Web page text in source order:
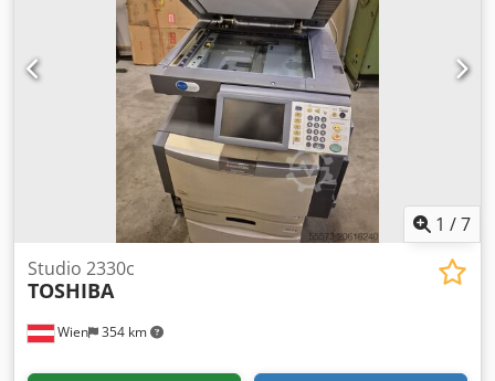
1 /7
Wien 354 km
Studio 2330c
TOSHIBA